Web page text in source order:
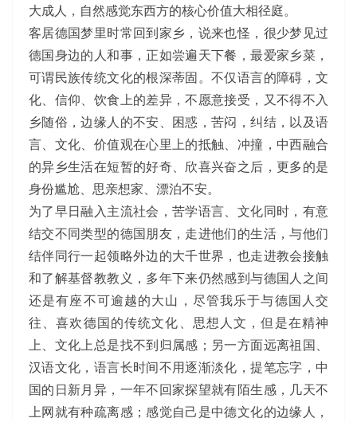
大成人，自然感觉东西方的核心价值大相径庭。
客居德国梦里时常回到家乡，说来也怪，很少梦见过
德国身边的人和事，正如尝遍天下餐，最爱家乡菜，
可谓民族传统文化的根深蒂固。不仅语言的障碍，文
化、信仰、饮食上的差异，不愿意接受，又不得不入
乡随俗，边缘人的不安、困惑，苦闷，纠结，以及语
言、文化、价值观在心里上的抵触、冲撞，中西融合
的异乡生活在短暂的好奇、欣喜兴奋之后，更多的是
身份尴尬、思亲想家、漂泊不安。
为了早日融入主流社会，苦学语言、文化同时，有意
结交不同类型的德国朋友，走进他们的生活，与他们
结伴同行一起领略外边的大千世界，也走进教会接触
和了解基督教教义，多年下来仍然感到与德国人之间
还是有座不可逾越的大山，尽管我乐于与德国人交
往、喜欢德国的传统文化、思想人文，但是在精神
上、文化上总是找不到归属感；另一方面远离祖国、
汉语文化，语言长时间不用逐渐淡化，提笔忘字，中
国的日新月异，一年不回家探望就有陌生感，几天不
上网就有种疏离感；感觉自己是中德文化的边缘人，